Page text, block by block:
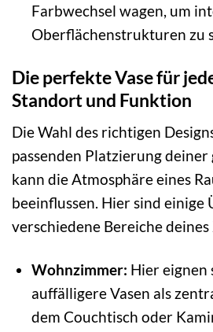
Farbwechsel wagen, um
Oberflächenstrukturen zu
Die perfekte Vase für
Standort und Funktion
Die Wahl des richtigen
passenden Platzierung deiner
kann die Atmosphäre eines
beeinflussen. Hier sind einige
verschiedene Bereiche deines
Wohnzimmer: Hier eignen
auffälligere Vasen als
dem Couchtisch oder